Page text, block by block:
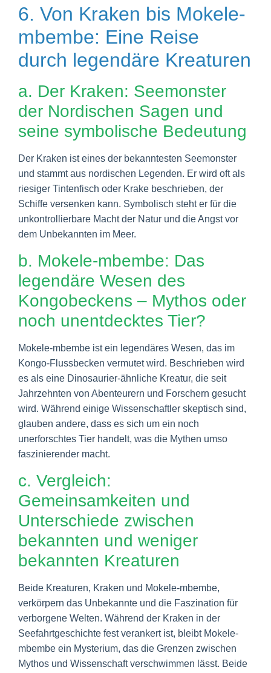
6. Von Kraken bis Mokele-
mbembe: Eine Reise
durch legendäre Kreaturen
a. Der Kraken: Seemonster
der Nordischen Sagen und
seine symbolische Bedeutung
Der Kraken ist eines der bekanntesten Seemonster
und stammt aus nordischen Legenden. Er wird oft als
riesiger Tintenfisch oder Krake beschrieben, der
Schiffe versenken kann. Symbolisch steht er für die
unkontrollierbare Macht der Natur und die Angst vor
dem Unbekannten im Meer.
b. Mokele-mbembe: Das
legendäre Wesen des
Kongobeckens – Mythos oder
noch unentdecktes Tier?
Mokele-mbembe ist ein legendäres Wesen, das im
Kongo-Flussbecken vermutet wird. Beschrieben wird
es als eine Dinosaurier-ähnliche Kreatur, die seit
Jahrzehnten von Abenteurern und Forschern gesucht
wird. Während einige Wissenschaftler skeptisch sind,
glauben andere, dass es sich um ein noch
unerforschtes Tier handelt, was die Mythen umso
faszinierender macht.
c. Vergleich:
Gemeinsamkeiten und
Unterschiede zwischen
bekannten und weniger
bekannten Kreaturen
Beide Kreaturen, Kraken und Mokele-mbembe,
verkörpern das Unbekannte und die Faszination für
verborgene Welten. Während der Kraken in der
Seefahrtgeschichte fest verankert ist, bleibt Mokele-
mbembe ein Mysterium, das die Grenzen zwischen
Mythos und Wissenschaft verschwimmen lässt. Beide